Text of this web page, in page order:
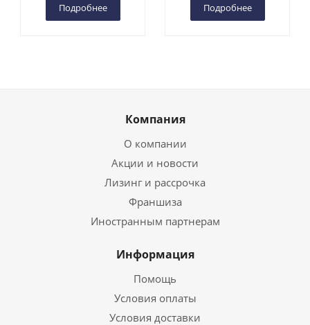
Подробнее Подробнее
Компания
О компании
Акции и новости
Лизинг и рассрочка
Франшиза
Иностранным партнерам
Информация
Помощь
Условия оплаты
Условия доставки